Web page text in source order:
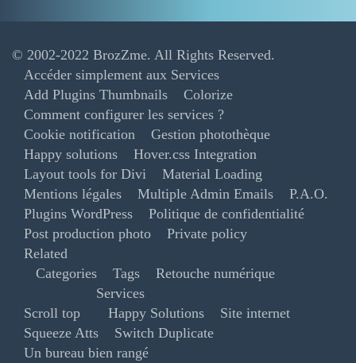
© 2002-2022 BrozZme. All Rights Reserved.
Accéder simplement aux Services
Add Plugins Thumbnails
Colorize
Comment configurer les services ?
Cookie notification
Gestion photothèque
Happy solutions
Hover.css Integration
Layout tools for Divi
Material Loading
Mentions légales
Multiple Admin Emails
P.A.O.
Plugins WordPress
Politique de confidentialité
Post production photo
Private policy
Related
Categories
Tags Retouche numérique
Scroll top
Services
Happy Solutions
Site internet
Squeeze Atts
Switch Duplicate
Un bureau bien rangé